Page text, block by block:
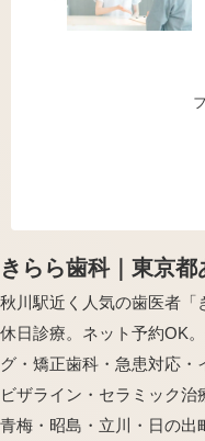
きらら歯科｜東京都
秋川駅近く人気の歯医者「
休日診療。ネット予約OK
グ・矯正歯科・急患対応
ビザライン・セラミック治
青梅・昭島・立川・日の出